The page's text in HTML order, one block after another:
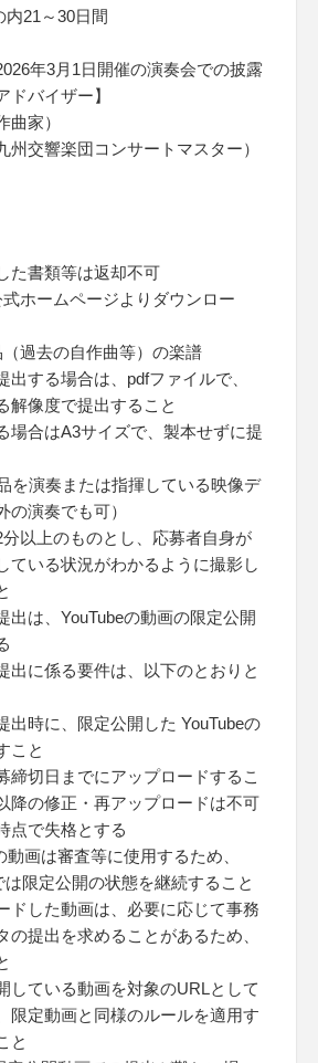
内21～30日間
年3月1日開催の演奏会での披露
ドバイザー】
曲家）
州交響楽団コンサートマスター）
た書類等は返却不可
式ホームページよりダウンロー
（過去の自作曲等）の楽譜
する場合は、pdfファイルで、
解像度で提出すること
場合はA3サイズで、製本せずに提
を演奏または指揮している映像デ
の演奏でも可）
以上のものとし、応募者自身が
ている状況がわかるように撮影し
出は、YouTubeの動画の限定公開
出に係る要件は、以下のとおりと
出時に、限定公開した YouTubeの
こと
締切日までにアップロードするこ
降の修正・再アップロードは不可
点で失格とする
動画は審査等に使用するため、
は限定公開の状態を継続すること
ドした動画は、必要に応じて事務
の提出を求めることがあるため、
している動画を対象のURLとして
限定動画と同様のルールを適用す
と